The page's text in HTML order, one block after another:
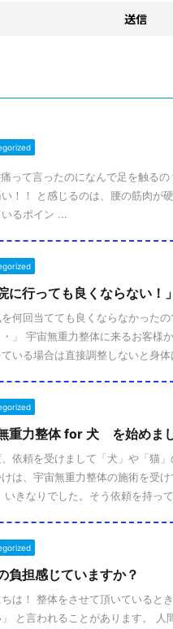
って言ったのになんで足を触る
！！ と感じるのは、腰の筋肉が
るポイン ...
に行っても良くならない！
を何回当てても良くならなかった
」 宇宙無重力整体に来るお客様
いる場合は直接調整しないと身体
重力整体 for 犬 を始めま
、依頼を受けまして「犬」や「猫
けは、宇宙無重力整体の施術を受
いきなりでした。そう依頼を持っ
負担感じていますか？
ちは！ 整体をさせて頂いていると
」 と言われることがあります。